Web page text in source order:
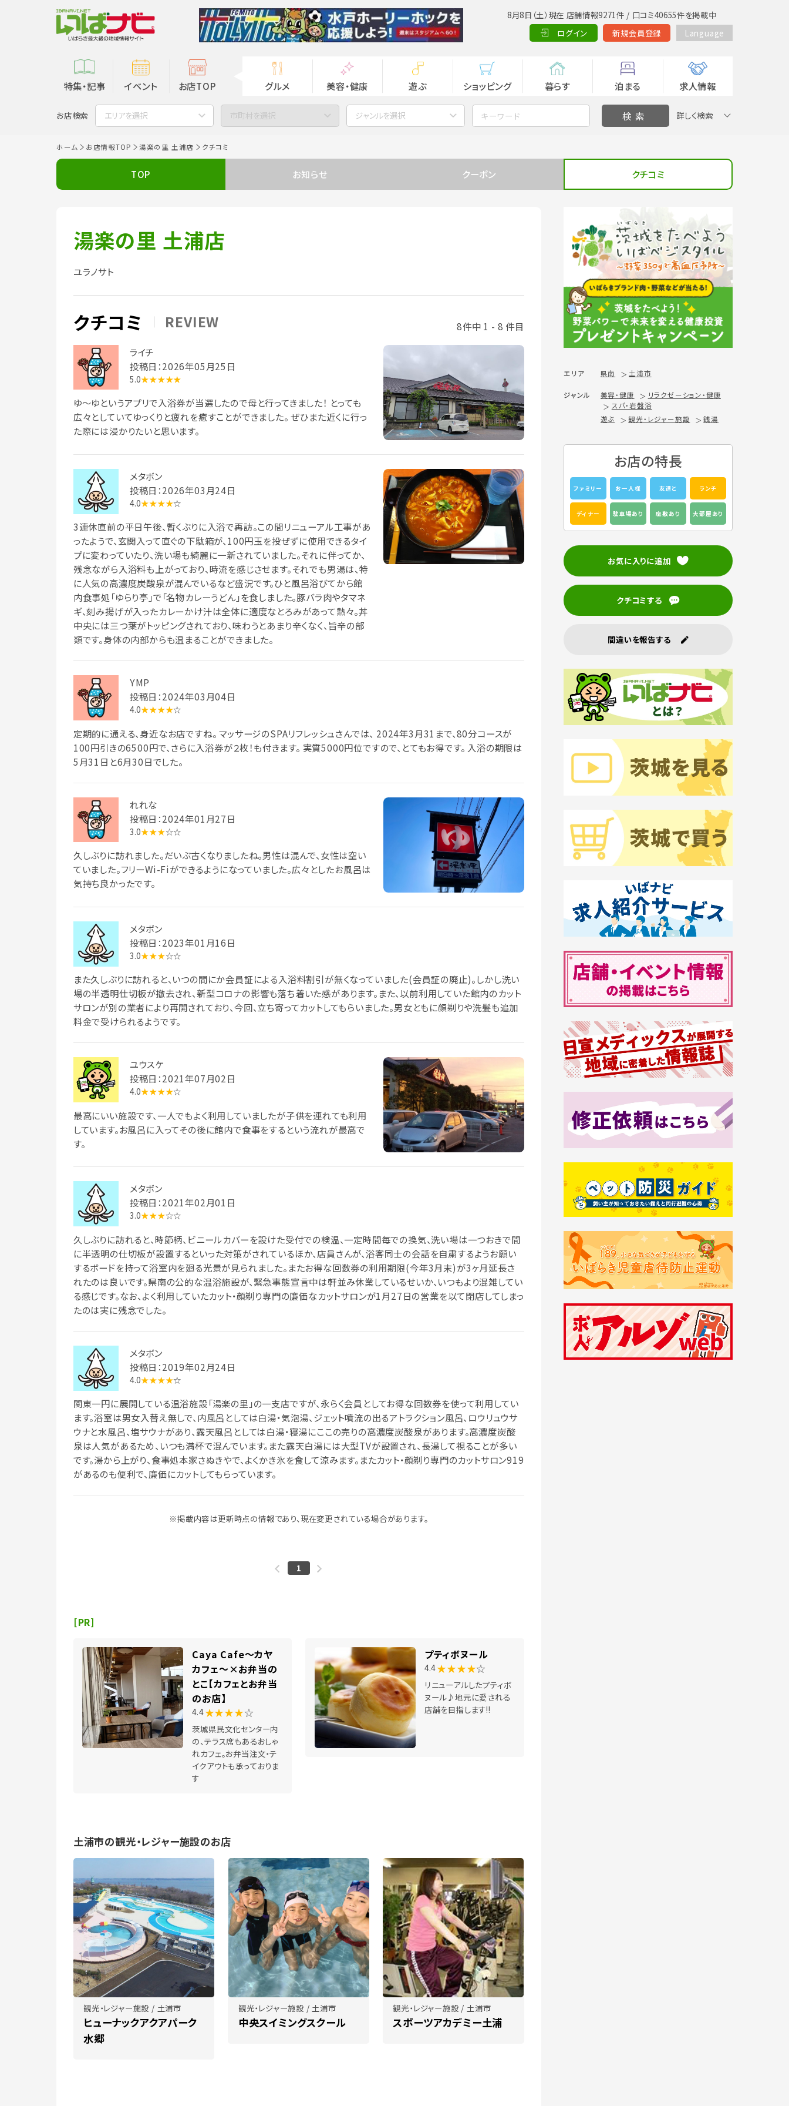
8月8日（土）現在 店舗情報9271件 / 口コミ40655件を掲載中
ログイン
新規会員登録 Language
特集・記事 イベント お店TOP グルメ 美容・健康 遊ぶ ショッピング 暮らす 泊まる 求人情報
お店検索 エリアを選択 市町村を選択 ジャンルを選択 詳しく検索
ホーム お店情報TOP 湯楽の里 土浦店 クチコミ
TOP お知らせ クーポン クチコミ
湯楽の里 土浦店
ユラノサト
クチコミ REVIEW
8件中 1 - 8 件目
ライチ
投稿日：2026年05月25日
5.0★★★★★
ゆ〜ゆというアプリで入浴券が当選したので母と行ってきました！ とっても
広々としていてゆっくりと疲れを癒すことができました。 ぜひまた近くに行っ
た際には浸かりたいと思います。
メタボン
投稿日：2026年03月24日
4.0★★★★☆
3連休直前の平日午後、暫くぶりに入浴で再訪。この間リニューアル工事があ
ったようで、玄関入って直ぐの下駄箱が、100円玉を投ぜずに使用できるタイ
プに変わっていたり、洗い場も綺麗に一新されていました。それに伴ってか、
残念ながら入浴料も上がっており、時流を感じさせます。それでも男湯は、特
に人気の高濃度炭酸泉が混んでいるなど盛況です。ひと風呂浴びてから館
内食事処「ゆらり亭」で「名物カレーうどん」を食しました。豚バラ肉やタマネ
ギ、刻み揚げが入ったカレーかけ汁は全体に適度なとろみがあって熱々。丼
中央には三つ葉がトッピングされており、味わうとあまり辛くなく、旨辛の部
類です。身体の内部からも温まることができました。
YMP
投稿日：2024年03月04日
4.0★★★★☆
定期的に通える、身近なお店ですね。 マッサージのSPAリフレッシュさんでは、 2024年3月31まで、80分コースが
100円引きの6500円で、さらに入浴券が２枚！も付きます。 実質5000円位ですので、とてもお得です。 入浴の期限は
5月31日と6月30日でした。
れれな
投稿日：2024年01月27日
3.0★★★☆☆
久しぶりに訪れました。だいぶ古くなりましたね。男性は混んで、女性は空い
ていました。フリーWi-Fiができるようになっていました。広々としたお風呂は
気持ち良かったです。
メタボン
投稿日：2023年01月16日
3.0★★★☆☆
また久しぶりに訪れると、いつの間にか会員証による入浴料割引が無くなっていました(会員証の廃止)。しかし洗い
場の半透明仕切板が撤去され、新型コロナの影響も落ち着いた感があります。また、以前利用していた館内のカット
サロンが別の業者により再開されており、今回、立ち寄ってカットしてもらいました。男女ともに顔剃りや洗髪も追加
料金で受けられるようです。
ユウスケ
投稿日：2021年07月02日
4.0★★★★☆
最高にいい施設です、一人でもよく利用していましたが子供を連れても利用
しています。お風呂に入ってその後に館内で食事をするという流れが最高で
す。
メタボン
投稿日：2021年02月01日
3.0★★★☆☆
久しぶりに訪れると、時節柄、ビニールカバーを設けた受付での検温、一定時間毎での換気、洗い場は一つおきで間
に半透明の仕切板が設置するといった対策がされているほか、店員さんが、浴客同士の会話を自粛するようお願い
するボードを持って浴室内を廻る光景が見られました。またお得な回数券の利用期限(今年3月末)が3ヶ月延長さ
れたのは良いです。県南の公的な温浴施設が、緊急事態宣言中は軒並み休業しているせいか、いつもより混雑してい
る感じです。なお、よく利用していたカット・顔剃り専門の廉価なカットサロンが1月27日の営業を以て閉店してしまっ
たのは実に残念でした。
メタボン
投稿日：2019年02月24日
4.0★★★★☆
関東一円に展開している温浴施設「湯楽の里」の一支店ですが、永らく会員としてお得な回数券を使って利用してい
ます。浴室は男女入替え無しで、内風呂としては白湯・気泡湯、ジェット噴流の出るアトラクション風呂、ロウリュウサ
ウナと水風呂、塩サウナがあり、露天風呂としては白湯・寝湯にここの売りの高濃度炭酸泉があります。高濃度炭酸
泉は人気があるため、いつも満杯で混んでいます。また露天白湯には大型TVが設置され、長湯して視ることが多い
です。湯から上がり、食事処本家さぬきやで、よくかき氷を食して涼みます。またカット・顔剃り専門のカットサロン919
があるのも便利で、廉価にカットしてもらっています。
※掲載内容は更新時点の情報であり、現在変更されている場合があります。
1
[PR]
Caya Cafe～カヤ
カフェ～×お弁当の
とこ【カフェとお弁当
のお店】
4.4★★★★☆
茨城県民文化センター内
の、テラス席もあるおしゃ
れカフェ。お弁当注文・テ
イクアウトも承っておりま
す
プティボヌール
4.4★★★★☆
リニューアルしたプティボ
ヌール♪地元に愛される
店舗を目指します!!
土浦市の観光・レジャー施設のお店
観光・レジャー施設 / 土浦市
ヒューナックアクアパーク
水郷
観光・レジャー施設 / 土浦市
中央スイミングスクール
観光・レジャー施設 / 土浦市
スポーツアカデミー土浦
エリア 県南 土浦市
ジャンル 美容・健康
リラクゼーション・健康
スパ・岩盤浴
遊ぶ
観光・レジャー施設 銭湯
お店の特長
ファミリー お一人様 友達と ランチ
ディナー 駐車場あり 座敷あり 大部屋あり
お気に入りに追加
クチコミする
間違いを報告する